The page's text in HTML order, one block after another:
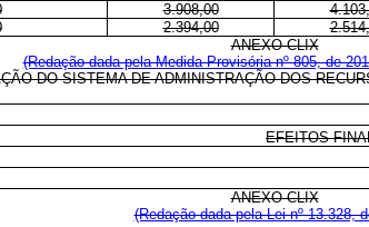
3.908,00
2.394,00
ANEXO CLIX
(Redação dada pela Medida Provisória nº 805, de
DO SISTEMA DE ADMINISTRAÇÃO DOS
EFEITOS
ANEXO CLIX
(Redação dada pela Lei nº 13.328,